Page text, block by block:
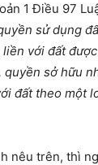
1 Điều 97
sử dụng
liền với đất
sở hữu
đất theo một
nêu trên, thì